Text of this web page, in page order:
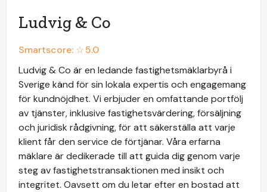
Ludvig & Co
Smartscore: ☆5.0
Ludvig & Co är en ledande fastighetsmäklarbyrå i
Sverige känd för sin lokala expertis och engagemang
för kundnöjdhet. Vi erbjuder en omfattande portfölj
av tjänster, inklusive fastighetsvärdering, försäljning
och juridisk rådgivning, för att säkerställa att varje
klient får den service de förtjänar. Våra erfarna
mäklare är dedikerade till att guida dig genom varje
steg av fastighetstransaktionen med insikt och
integritet. Oavsett om du letar efter en bostad att